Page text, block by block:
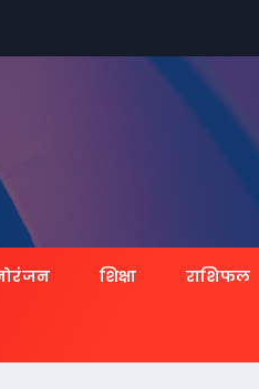
शिक्षा राशिफल